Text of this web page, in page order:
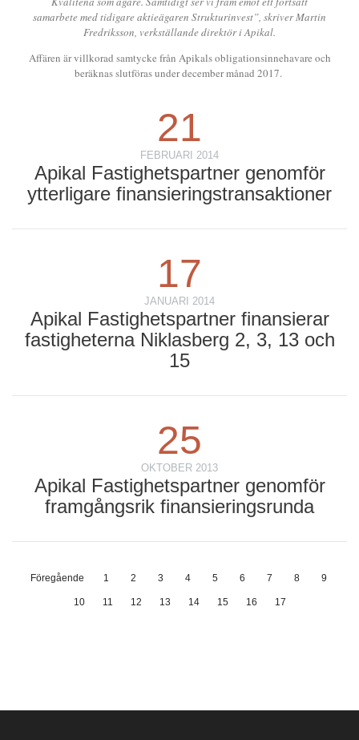
21
FEBRUARI 2014
Apikal Fastighetspartner genomför
ytterligare finansieringstransaktioner
17
JANUARI 2014
Apikal Fastighetspartner finansierar
fastigheterna Niklasberg 2, 3, 13 och
15
25
OKTOBER 2013
Apikal Fastighetspartner genomför
framgångsrik finansieringsrunda
Föregående 1 2 3 4 5 6 7 8 9
10 11 12 13 14 15 16 17
samarbete med tidigare aktieägaren Strukturinvest”, skriver Martin
Fredriksson, verkställande direktör i Apikal.
Affären är villkorad samtycke från Apikals obligationsinnehavare och
beräknas slutföras under december månad 2017.